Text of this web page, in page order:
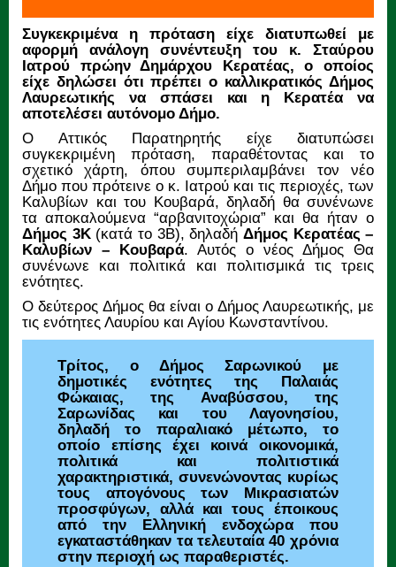
Συγκεκριμένα η πρόταση είχε διατυπωθεί με
αφορμή ανάλογη συνέντευξη του κ. Σταύρου
Ιατρού πρώην Δημάρχου Κερατέας, ο οποίος
είχε δηλώσει ότι πρέπει ο καλλικρατικός Δήμος
Λαυρεωτικής να σπάσει και η Κερατέα να
αποτελέσει αυτόνομο Δήμο.
Ο Αττικός Παρατηρητής είχε διατυπώσει
συγκεκριμένη πρόταση, παραθέτοντας και το
σχετικό χάρτη, όπου συμπεριλαμβάνει τον νέο
Δήμο που πρότεινε ο κ. Ιατρού και τις περιοχές, των
Καλυβίων και του Κουβαρά, δηλαδή θα συνένωνε
τα αποκαλούμενα “αρβανιτοχώρια” και θα ήταν ο
Δήμος 3Κ (κατά το 3Β), δηλαδήΔήμος Κερατέας –
Καλυβίων – Κουβαρά. Αυτός ο νέος Δήμος Θα
συνένωνε και πολιτικά και πολιτισμικά τις τρεις
ενότητες.
Ο δεύτερος Δήμος θα είναι ο Δήμος Λαυρεωτικής, με
τις ενότητες Λαυρίου και Αγίου Κωνσταντίνου.
Τρίτος, ο Δήμος Σαρωνικού με
δημοτικές ενότητες της Παλαιάς
Φώκαιας, της Αναβύσσου, της
Σαρωνίδας και του Λαγονησίου,
δηλαδή το παραλιακό μέτωπο, το
οποίο επίσης έχει κοινά οικονομικά,
πολιτικά και πολιτιστικά
χαρακτηριστικά, συνενώνοντας κυρίως
τους απογόνους των Μικρασιατών
προσφύγων, αλλά και τους έποικους
από την Ελληνική ενδοχώρα που
εγκαταστάθηκαν τα τελευταία 40 χρόνια
στην περιοχή ως παραθεριστές.